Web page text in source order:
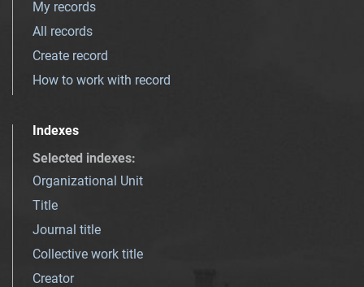
My records
All records
Create record
How to work with record
Indexes
Selected indexes:
Organizational Unit
Title
Journal title
Collective work title
Creator